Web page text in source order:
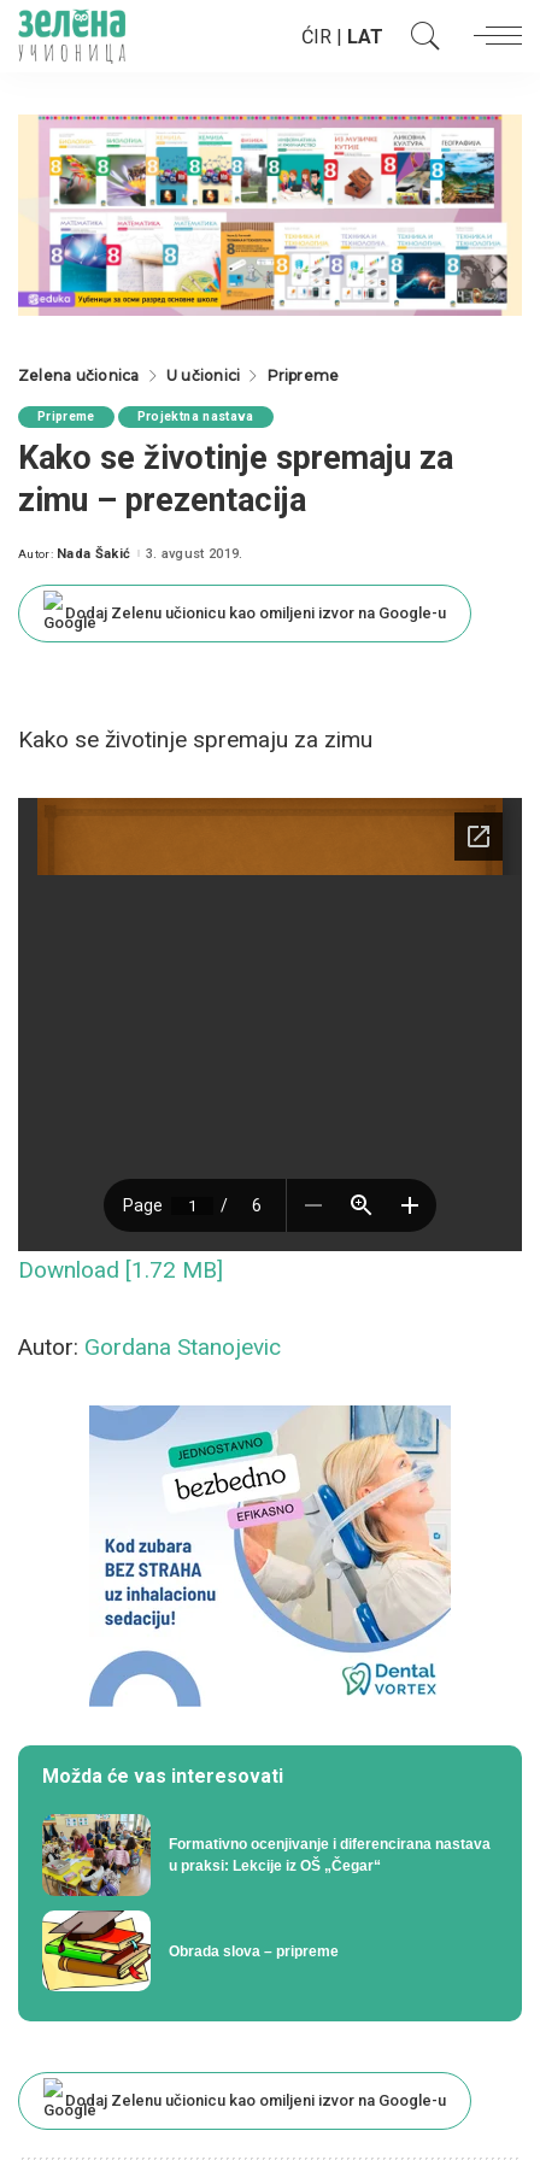
ĆIR | LAT
Zelena učionica U učionici Pripreme
Pripreme Projektna nastava
Kako se životinje spremaju za
zimu – prezentacija
Posted
Autor: Nada Šakić 3. avgust 2019.
Dodaj Zelenu učionicu kao omiljeni izvor na Google-u
Kako se životinje spremaju za zimu
Download [1.72 MB]
Autor: Gordana Stanojevic
Možda će vas interesovati
Formativno ocenjivanje i diferencirana nastava
u praksi: Lekcije iz OŠ „Čegar“
Obrada slova – pripreme
Dodaj Zelenu učionicu kao omiljeni izvor na Google-u